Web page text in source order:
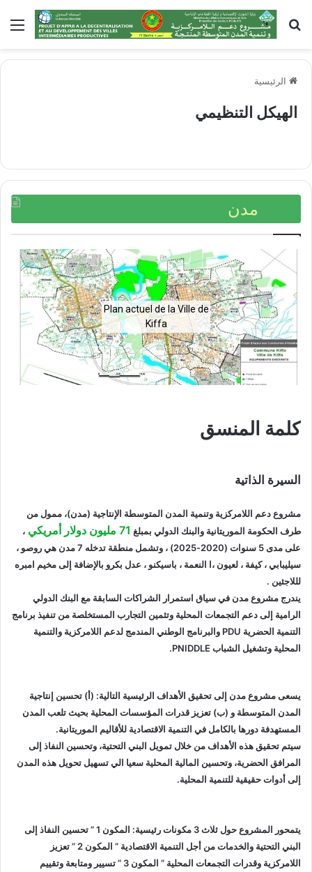
بحث
الرئيسية
الهيكل التنظيمي
مدن
Plan actuel de la Ville de
Kiffa
كلمة المنسق
السيرة الذاتية
مشروع دعم اللامركزية وتنمية المدن المتوسطة الإنتاجية (مدن)، ممول من
طرف الحكومة الموريتانية والبنك الدولي بمبلغ 71 مليون دولار أمريكي
،
على مدى 5 سنوات (2020-2025) ، وتشمل منطقة تدخله 7 مدن هي روصو ،
سيليبابي ، كيفة ، لعيون ،ا النعمة ، باسيكنو ، عدل بكرو بالإضافة إلى مخيم امبره
لللاجئين .
يندرج مشروع مدن في سياق استمرار الشراكات السابقة مع البنك الدولي
الرامية إلى دعم التجمعات المحلية وتثمين التجارب المستخلصة من تنفيذ برنامج
التنمية الحضرية PDU والبرنامج الوطني المندمج لدعم اللامركزية والتنمية
المحلية وتشغيل الشباب PNIDDLE.
يسعى مشروع مدن إلى تحقيق الأهداف الرئيسية التالية: (أ) تحسين إنتاجية
المدن المتوسطة و (ب) تعزيز قدرات المؤسسات المحلية بحيث تلعب المدن
المستهدفة دورها بالكامل في التنمية الاقتصادية للأقاليم الموريتانية.
سيتم تحقيق هذه الأهداف من خلال تمويل البني التحتية، وتحسين النفاذ إلى
المرافق الحضرية، وتحسين المالية المحلية سعيا الي تسهيل تحويل هذه المدن
إلى أدوات حقيقية للتنمية المحلية.
يتمحور المشروع حول ثلاث 3 مكونات رئيسية: المكون 1 ” تحسين النفاذ إلى
البني التحتية والخدمات من أجل التنمية الاقتصادية ” المكون 2 ” تعزيز
اللامركزية وقدرات التجمعات المحلية ” المكون 3 ” تسيير ومتابعة وتقييم